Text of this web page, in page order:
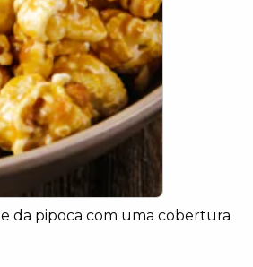
da pipoca com uma cobertura